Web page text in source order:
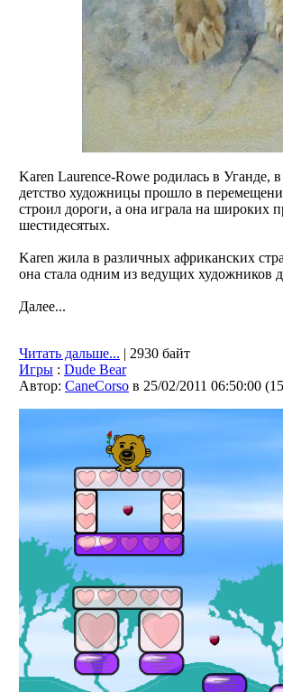
Karen Laurence-Rowe родилась в Уганде,
детство художницы прошло в
строил дороги, а она играла на широких
шестидесятых.
Karen жила в различных африканских
она стала одним из ведущих художников
Далее...
Читать дальше... | 2930 байт
Игры : Dude Bear
Автор: CaneCorso в 25/02/2011 06:50:00 (